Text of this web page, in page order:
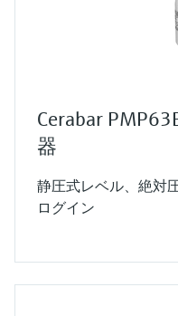
Cerabar
器
静圧式レベル、絶対
ログイン